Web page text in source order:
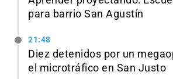
para barrio San Agustín
21:48
Diez detenidos por un
el microtráfico en San Justo